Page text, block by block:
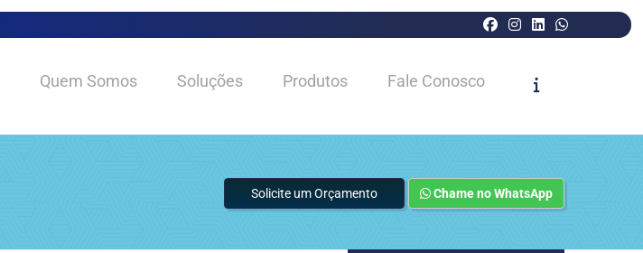
Quem Somos Soluções Produtos Fale Conosco
Solicite um Orçamento Chame no WhatsApp